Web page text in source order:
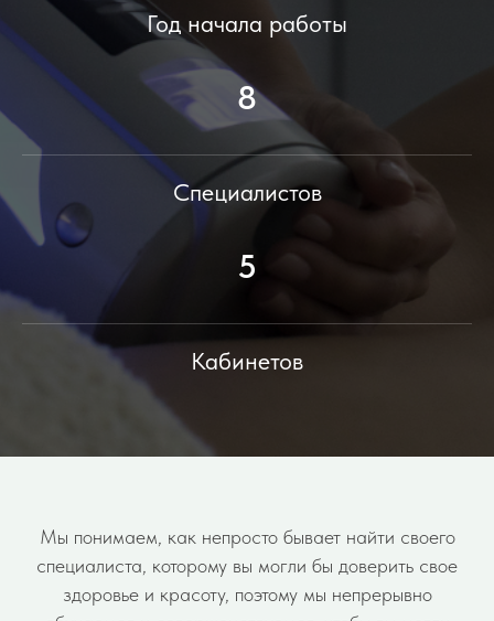
Год начала работы
8
Специалистов
5
Кабинетов
Мы понимаем, как непросто бывает найти своего
специалиста, которому вы могли бы доверить свое
здоровье и красоту, поэтому мы непрерывно